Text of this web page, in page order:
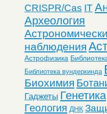
CRISPR/Cas IT
Археология
наблюдения
Астрофизика
Библиотека вундеркинда
Биохимия
Гаджеты Генетика
Геология ДНК